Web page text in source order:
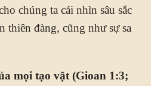
chúng ta cái nhìn sâu sắc
thiên đàng, cũng như sự sa
mọi tạo vật (Gioan 1:3;